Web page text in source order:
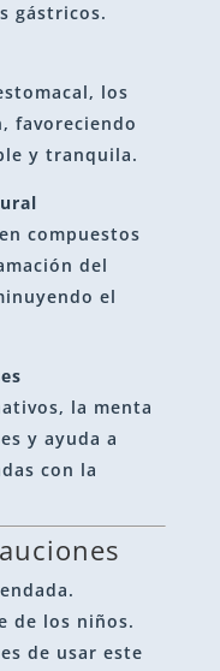
gástricos.
los
favoreciendo
y tranquila.
compuestos
del
el
la menta
y ayuda a
con la
de los niños.
de usar este